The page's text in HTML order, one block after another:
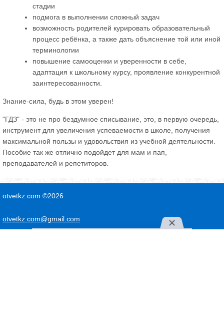
стадии
подмога в выполнении сложный задач
возможность родителей курировать образовательный
процесс ребёнка, а также дать объяснение той или иной
терминологии
повышение самооценки и уверенности в себе,
адаптация к школьному курсу, проявление конкурентной
заинтересованности.
Знание-сила, будь в этом уверен!
"ГДЗ" - это не про бездумное списывание, это, в первую очередь,
инструмент для увеличения успеваемости в школе, получения
максимальной пользы и удовольствия из учебной деятельности.
Пособие так же отлично подойдет для мам и пап,
преподавателей и репетиторов.
otvetkz.com ©2026
otvetkz.com@gmail.com